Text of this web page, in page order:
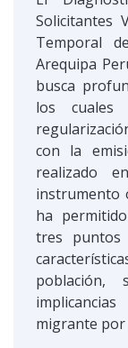
Solicitantes
Temporal
Arequipa
busca
los cuales
con la
realizado
instrumento
ha
tres puntos
migrante por